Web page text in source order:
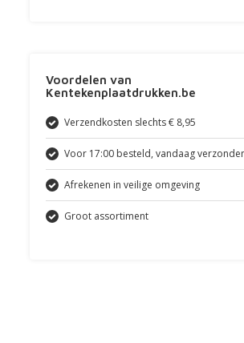
Voordelen van
Kentekenplaatdrukken.be
Verzendkosten slechts € 8,95
Voor 17:00 besteld, vandaag
Afrekenen in veilige omgeving
Groot assortiment